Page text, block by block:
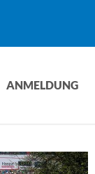
ANMELDUNG